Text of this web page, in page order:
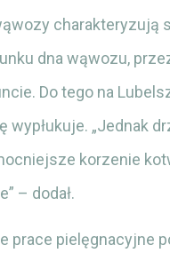
dna wąwozu,
Do tego na
wypłukuje. „Jednak
korzenie
– dodał.
prace pielęgnacyjne